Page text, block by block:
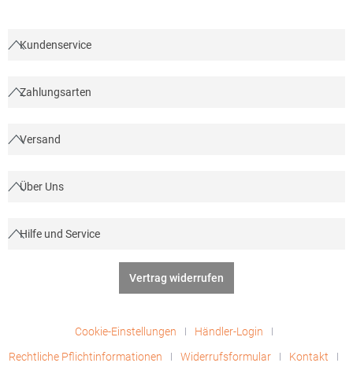
Berkel und Rodenrijs Niederlande E-Mail: info@artg.nl
Kundenservice
Zahlungsarten
Versand
Über Uns
Hilfe und Service
Vertrag widerrufen
Cookie-Einstellungen
Händler-Login
Rechtliche Pflichtinformationen
Widerrufsformular Kontakt